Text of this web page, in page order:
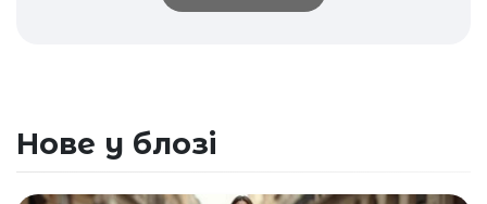
Костюм
Нове у блозі